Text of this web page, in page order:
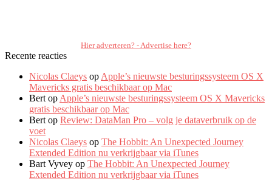
Hier adverteren? - Advertise here?
Recente reacties
Nicolas Claeys op Apple’s nieuwste besturingssysteem OS X
Mavericks gratis beschikbaar op Mac
Bert op Apple’s nieuwste besturingssysteem OS X Mavericks
gratis beschikbaar op Mac
Bert op Review: DataMan Pro – volg je dataverbruik op de
voet
Nicolas Claeys op The Hobbit: An Unexpected Journey
Extended Edition nu verkrijgbaar via iTunes
Bart Vyvey op The Hobbit: An Unexpected Journey
Extended Edition nu verkrijgbaar via iTunes